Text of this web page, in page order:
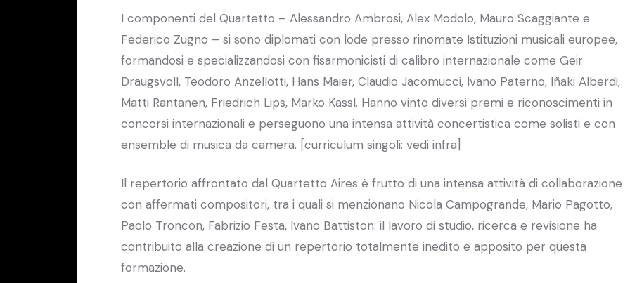
I componenti del Quartetto – Alessandro Ambrosi, Alex Modolo, Mauro Scaggiante e
Federico Zugno – si sono diplomati con lode presso rinomate Istituzioni musicali europee,
formandosi e specializzandosi con fisarmonicisti di calibro internazionale come Geir
Draugsvoll, Teodoro Anzellotti, Hans Maier, Claudio Jacomucci, Ivano Paterno, Iñaki Alberdi,
Matti Rantanen, Friedrich Lips, Marko Kassl. Hanno vinto diversi premi e riconoscimenti in
concorsi internazionali e perseguono una intensa attività concertistica come solisti e con
ensemble di musica da camera. [curriculum singoli: vedi infra]
Il repertorio affrontato dal Quartetto Aires è frutto di una intensa attività di collaborazione
con affermati compositori, tra i quali si menzionano Nicola Campogrande, Mario Pagotto,
Paolo Troncon, Fabrizio Festa, Ivano Battiston: il lavoro di studio, ricerca e revisione ha
contribuito alla creazione di un repertorio totalmente inedito e apposito per questa
formazione.